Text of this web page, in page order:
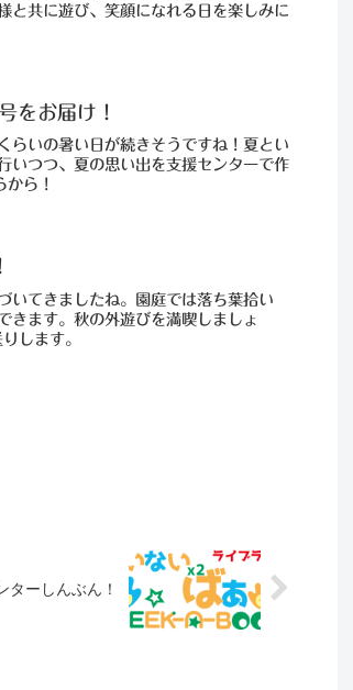
と共に遊び、笑顔になれる日を楽しみに
をお届け！
らいの暑い日が続きそうですね！夏とい
いつつ、夏の思い出を支援センターで作
ら！
いてきましたね。園庭では落ち葉拾い
きます。秋の外遊びを満喫しましょ
します。
ーしんぶん！